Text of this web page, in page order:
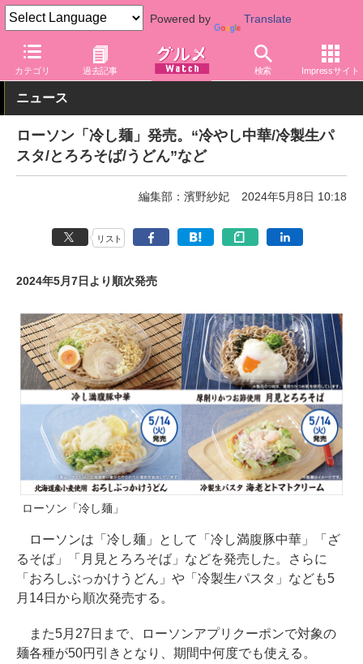
Powered by Translate
カテゴリ 過去記事 検索 Impressサイト
グルメ Watch 店舗 コンビニ ローソン
ニュース
ローソン「冷し麺」発売。“冷やし中華/冷製生パ
スタ/とろろそば/うどん”など
編集部：濱野紗妃 2024年5月8日 10:18
リスト
2024年5月7日より順次発売
ローソン「冷し麺」
ローソンは「冷し麺」として「冷し満腹豚中華」「ざ
るそば」「月見とろろそば」などを発売した。さらに
「おろしぶっかけうどん」や「冷製生パスタ」なども5
月14日から順次発売する。
また5月27日まで、ローソンアプリクーポンで対象の
麺各種が50円引きとなり、期間中何度でも使える。